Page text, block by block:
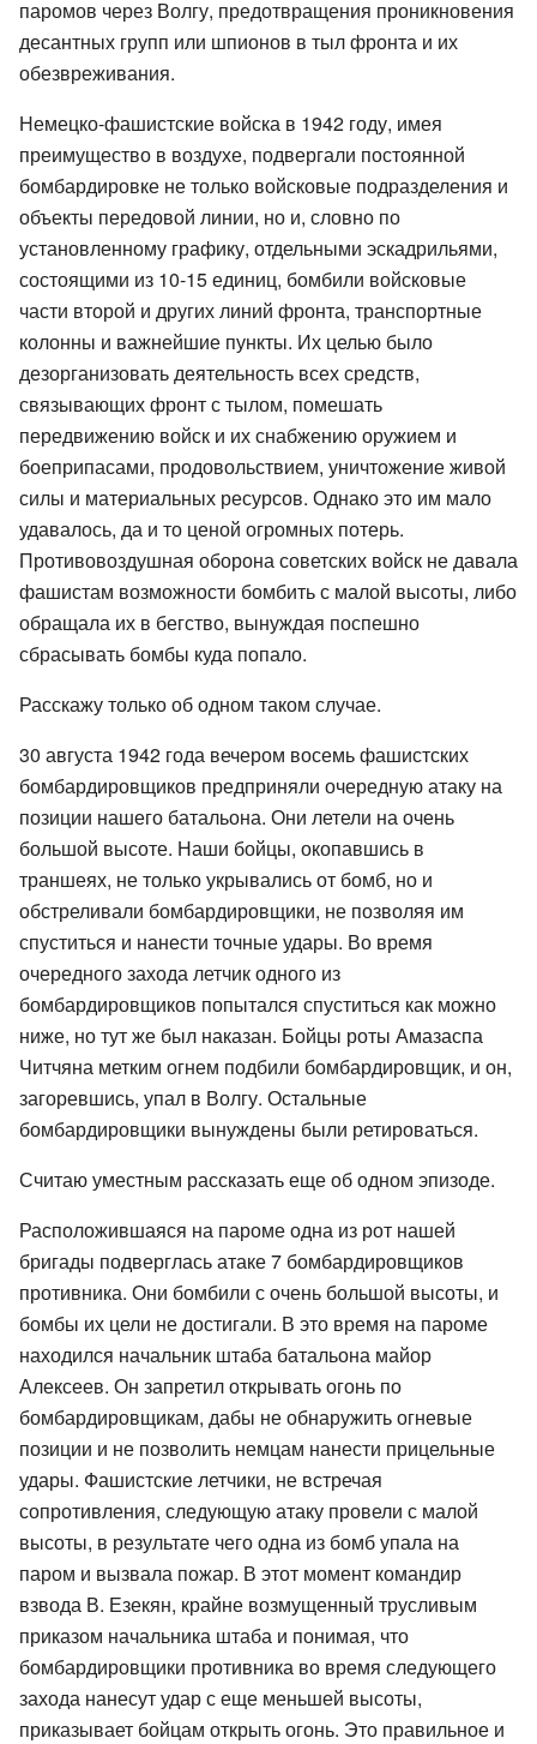
паромов через Волгу, предотвращения проникновения
десантных групп или шпионов в тыл фронта и их
обезвреживания.
Немецко-фашистские войска в 1942 году, имея
преимущество в воздухе, подвергали постоянной
бомбардировке не только войсковые подразделения и
объекты передовой линии, но и, словно по
установленному графику, отдельными эскадрильями,
состоящими из 10-15 единиц, бомбили войсковые
части второй и других линий фронта, транспортные
колонны и важнейшие пункты. Их целью было
дезорганизовать деятельность всех средств,
связывающих фронт с тылом, помешать
передвижению войск и их снабжению оружием и
боеприпасами, продовольствием, уничтожение живой
силы и материальных ресурсов. Однако это им мало
удавалось, да и то ценой огромных потерь.
Противовоздушная оборона советских войск не давала
фашистам возможности бомбить с малой высоты, либо
обращала их в бегство, вынуждая поспешно
сбрасывать бомбы куда попало.
Расскажу только об одном таком случае.
30 августа 1942 года вечером восемь фашистских
бомбардировщиков предприняли очередную атаку на
позиции нашего батальона. Они летели на очень
большой высоте. Наши бойцы, окопавшись в
траншеях, не только укрывались от бомб, но и
обстреливали бомбардировщики, не позволяя им
спуститься и нанести точные удары. Во время
очередного захода летчик одного из
бомбардировщиков попытался спуститься как можно
ниже, но тут же был наказан. Бойцы роты Амазаспа
Читчяна метким огнем подбили бомбардировщик, и он,
загоревшись, упал в Волгу. Остальные
бомбардировщики вынуждены были ретироваться.
Считаю уместным рассказать еще об одном эпизоде.
Расположившаяся на пароме одна из рот нашей
бригады подверглась атаке 7 бомбардировщиков
противника. Они бомбили с очень большой высоты, и
бомбы их цели не достигали. В это время на пароме
находился начальник штаба батальона майор
Алексеев. Он запретил открывать огонь по
бомбардировщикам, дабы не обнаружить огневые
позиции и не позволить немцам нанести прицельные
удары. Фашистские летчики, не встречая
сопротивления, следующую атаку провели с малой
высоты, в результате чего одна из бомб упала на
паром и вызвала пожар. В этот момент командир
взвода В. Езекян, крайне возмущенный трусливым
приказом начальника штаба и понимая, что
бомбардировщики противника во время следующего
захода нанесут удар с еще меньшей высоты,
приказывает бойцам открыть огонь. Это правильное и